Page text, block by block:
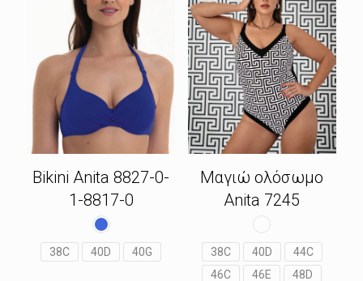
Bikini Anita 8827-0-
1-8817-0
38C 40D 40G
Μαγιώ ολόσωμο
Anita 7245
38C 40D
44C
46C
46E 48D